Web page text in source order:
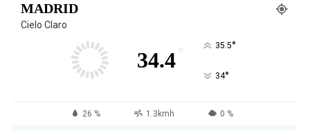
MADRID
Cielo Claro
34.4° 35.5°
34°
26 % 1.3kmh 0 %